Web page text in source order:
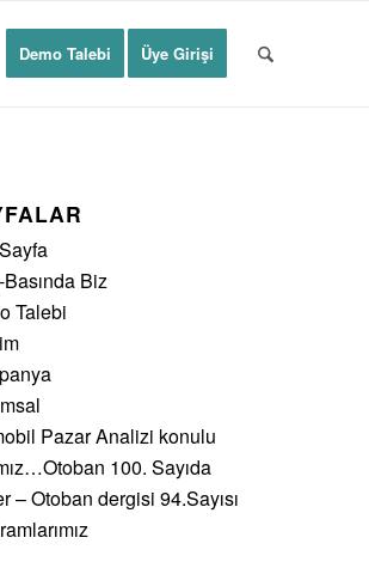
Demo Talebi Üye Girişi
Biz
Talebi
Pazar Analizi konulu
100. Sayıda
– Otoban dergisi 94.Sayısı